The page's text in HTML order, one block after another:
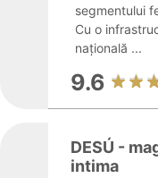
segmentului
Cu o
națională ...
9.6
DESÚ -
intima